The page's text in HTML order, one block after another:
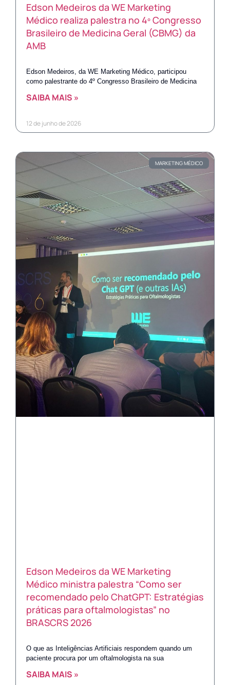
Edson Medeiros da WE Marketing
Médico realiza palestra no 4º Congresso
Brasileiro de Medicina Geral (CBMG) da
AMB
Edson Medeiros, da WE Marketing Médico, participou
como palestrante do 4º Congresso Brasileiro de Medicina
SAIBA MAIS »
12 de junho de 2026
MARKETING MÉDICO
Edson Medeiros da WE Marketing
Médico ministra palestra “Como ser
recomendado pelo ChatGPT: Estratégias
práticas para oftalmologistas” no
BRASCRS 2026
O que as Inteligências Artificiais respondem quando um
paciente procura por um oftalmologista na sua
SAIBA MAIS »